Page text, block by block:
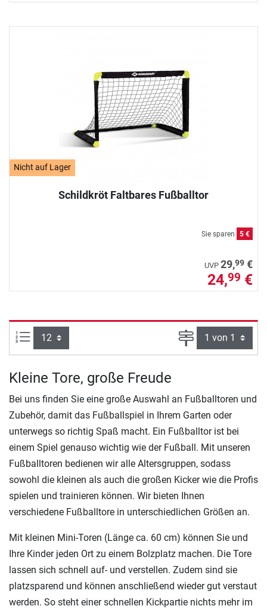
Nicht auf Lager
Schildkröt Faltbares Fußballtor
Sie sparen 5 €
UVP 29,99 €
24,99 €
Artikel pro Seite: Seite
Kleine Tore, große Freude
Bei uns finden Sie eine große Auswahl an Fußballtoren und
Zubehör, damit das Fußballspiel in Ihrem Garten oder
unterwegs so richtig Spaß macht. Ein Fußballtor ist bei
einem Spiel genauso wichtig wie der Fußball. Mit unseren
Fußballtoren bedienen wir alle Altersgruppen, sodass
sowohl die kleinen als auch die großen Kicker wie die Profis
spielen und trainieren können. Wir bieten Ihnen
verschiedene Fußballtore in unterschiedlichen Größen an.
Mit kleinen Mini-Toren (Länge ca. 60 cm) können Sie und
Ihre Kinder jeden Ort zu einem Bolzplatz machen. Die Tore
lassen sich schnell auf- und verstellen. Zudem sind sie
platzsparend und können anschließend wieder gut verstaut
werden. So steht einer schnellen Kickpartie nichts mehr im